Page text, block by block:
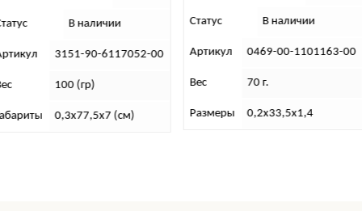
В наличии
3151-90-6117052-00
100 (гр)
0,3х77,5х7 (см)
Статус В наличии
Артикул 0469-00-1101163-00
Вес 70 г.
Размеры 0,2х33,5х1,4